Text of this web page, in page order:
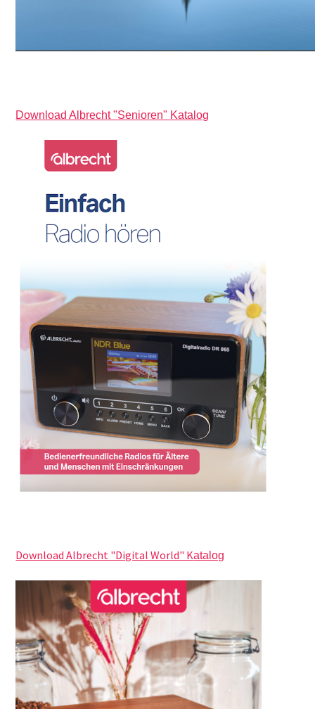
Download Albrecht "Senioren" Katalog
Download Albrecht "Digital World" Katalog